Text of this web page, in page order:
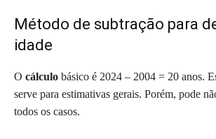
Método de subtração para
idade
O cálculo básico é 2024 – 2004 = 20 anos.
serve para estimativas gerais. Porém, pode
todos os casos.